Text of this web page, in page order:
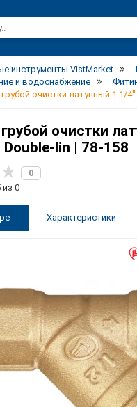
инструменты VistMarket
и водоснабжение
очистки латунный 1 1/
очистки
lin | 78-158
0
из 0
Характеристики